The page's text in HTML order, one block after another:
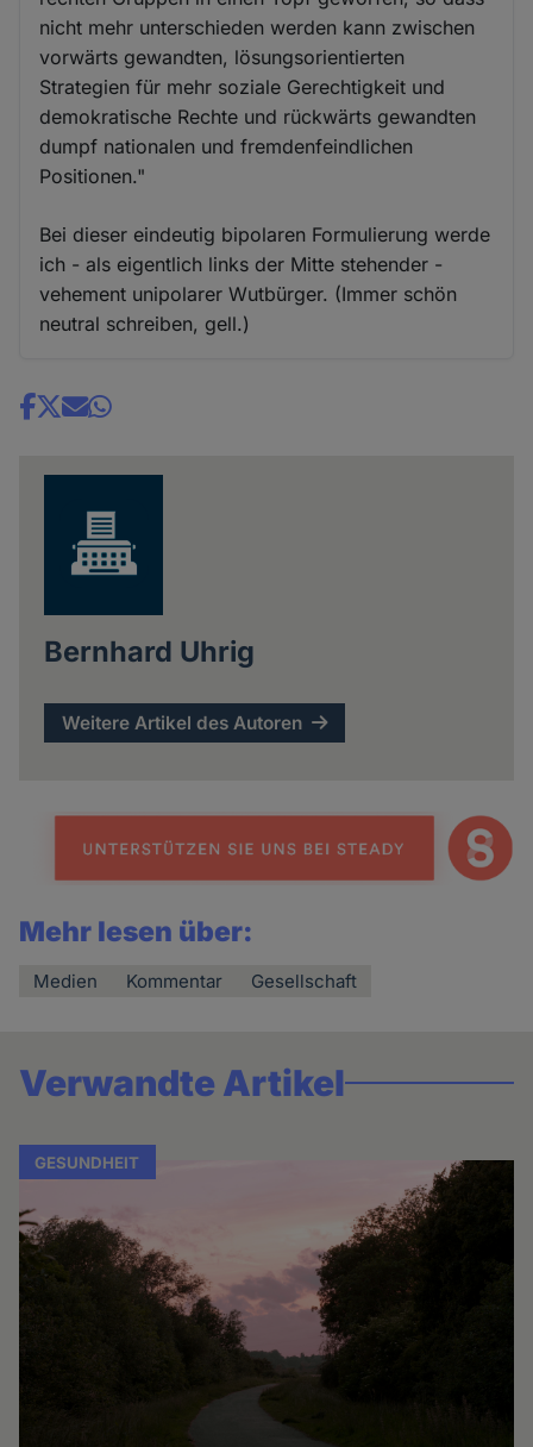
nicht mehr unterschieden werden kann zwischen
vorwärts gewandten, lösungsorientierten
Strategien für mehr soziale Gerechtigkeit und
demokratische Rechte und rückwärts gewandten
dumpf nationalen und fremdenfeindlichen
Positionen."
Bei dieser eindeutig bipolaren Formulierung werde
ich - als eigentlich links der Mitte stehender -
vehement unipolarer Wutbürger. (Immer schön
neutral schreiben, gell.)
Share
Bernhard Uhrig
Weitere Artikel des Autoren
Mehr lesen über:
Medien Kommentar Gesellschaft
Verwandte Artikel
GESUNDHEIT